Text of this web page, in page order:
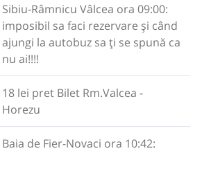
Sibiu-Râmnicu Vâlcea ora 09:00:
imposibil sa faci rezervare și când
ajungi la autobuz sa ți se spună ca
nu ai!!!!
18 lei pret Bilet Rm.Valcea -
Horezu
Baia de Fier-Novaci ora 10:42: